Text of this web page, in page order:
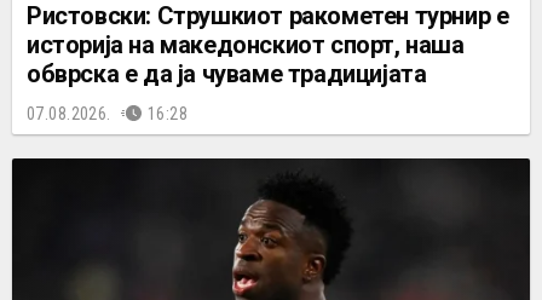
Ристовски: Струшкиот ракометен турнир е
историја на македонскиот спорт, наша
обврска е да ја чуваме традицијата
07.08.2026. 16:28